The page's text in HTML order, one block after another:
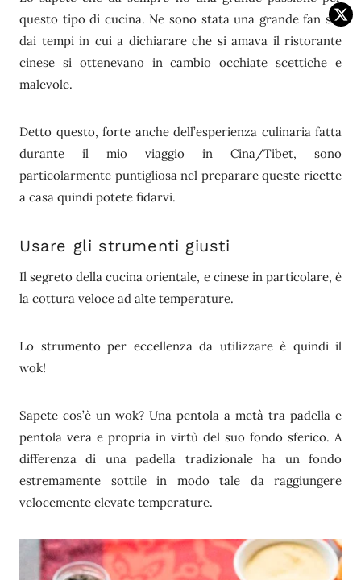
questo tipo di cucina. Ne sono stata una grande fan sin
dai tempi in cui a dichiarare che si amava il ristorante
cinese si ottenevano in cambio occhiate scettiche e
malevole.
Detto questo, forte anche dell’esperienza culinaria fatta
durante il mio viaggio in Cina/Tibet, sono
particolarmente puntigliosa nel preparare queste ricette
a casa quindi potete fidarvi.
Usare gli strumenti giusti
Il segreto della cucina orientale, e cinese in particolare, è
la cottura veloce ad alte temperature.
Lo strumento per eccellenza da utilizzare è quindi il
wok!
Sapete cos’è un wok? Una pentola a metà tra padella e
pentola vera e propria in virtù del suo fondo sferico. A
differenza di una padella tradizionale ha un fondo
estremamente sottile in modo tale da raggiungere
velocemente elevate temperature.